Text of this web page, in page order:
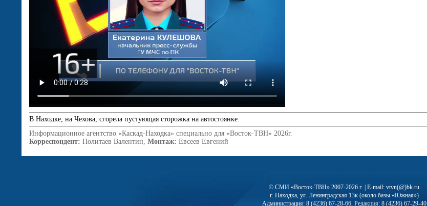
В Находке, на Чехова, сгорела пустующая сторожка на автостоянке.
Информационное агентство «Каскад-Находка» специально для «Восток-ТВН» 2026г.
Корреспондент: Политаев Валентин, Монтаж: Евсеев Евгений
© СМИ «Восток-ТВН» 2007-2026 г. | E-mail: vtvn(@)bk.ru
г. Находка, ул. Ленинградская 13к (около базы «Южная»)
Администрация: 8 (4236) 67-28-66, Редакция: 8 (4236) 67-29-40